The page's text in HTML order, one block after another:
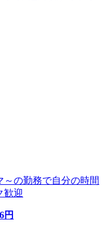
～の勤務で自分の時間
歓迎
円